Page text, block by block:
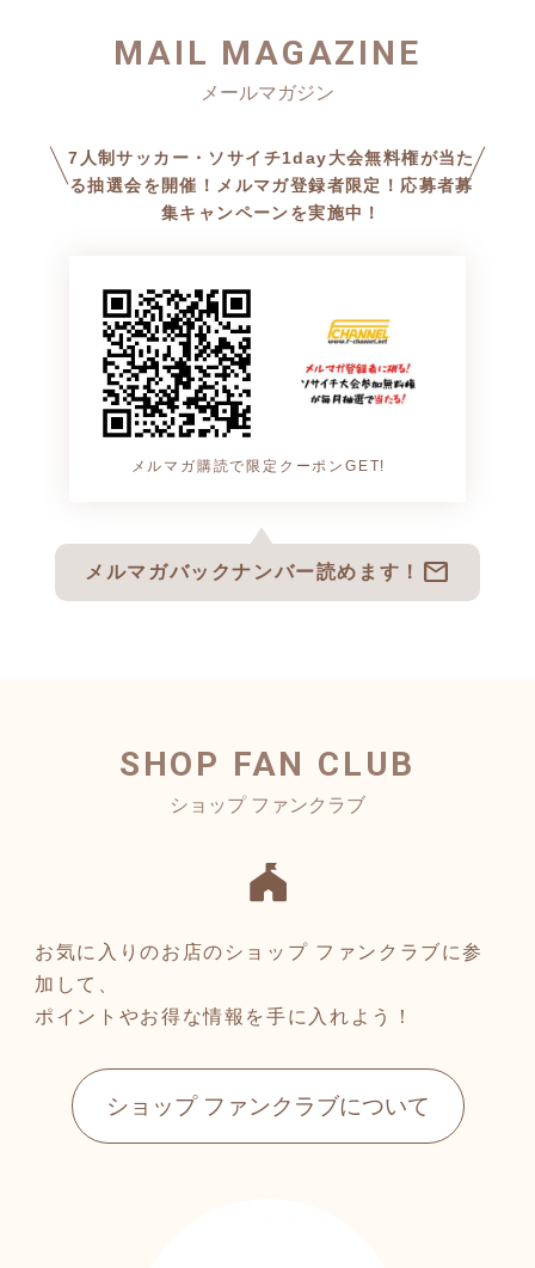
MAIL MAGAZINE
7人制サッカー・ソサイチ1day大会無料権が当た
る抽選会を開催！メルマガ登録者限定！応募者募
集キャンペーンを実施中！
メルマガ購読で限定クーポンGET!
メルマガバックナンバー読めます！ mail
SHOP FAN CLUB
お気に入りのお店のショップ ファンクラブに参
加して、
ポイントやお得な情報を手に入れよう！
ショップ ファンクラブについて